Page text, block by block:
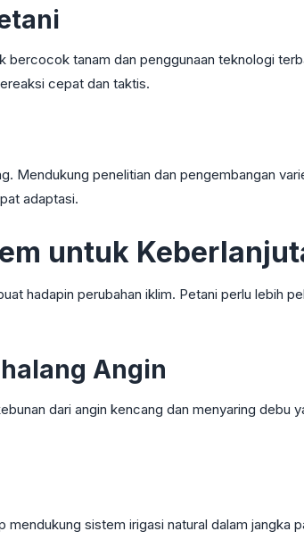
bercocok tanam dan penggunaan teknologi
cepat dan taktis.
Mendukung penelitian dan pengembangan
adaptasi.
untuk
hadapin perubahan iklim. Petani perlu lebih
Angin
dari angin kencang dan menyaring debu
sistem irigasi natural dalam jangka